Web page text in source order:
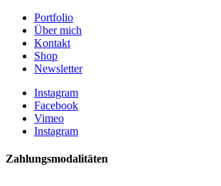
Portfolio
Über mich
Kontakt
Shop
Newsletter
Instagram
Facebook
Vimeo
Instagram
Zahlungsmodalitäten